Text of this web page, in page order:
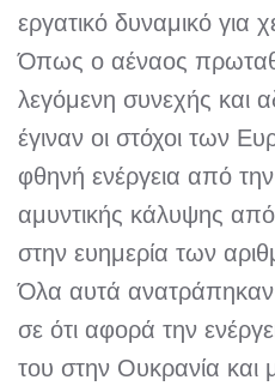
εργατικό δυναμικό για
Όπως ο αέναος
λεγόμενη συνεχής και
έγιναν οι στόχοι των
φθηνή ενέργεια από
αμυντικής κάλυψης
στην ευημερία των
Όλα αυτά ανατράπηκαν
σε ότι αφορά την
του στην Ουκρανία και